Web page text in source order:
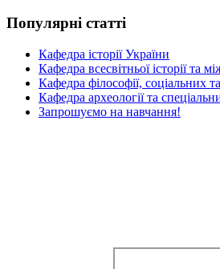
Популярні статті
Кафедра історії України
Кафедра всесвітньої історії та
Кафедра філософії, соціальних
Кафедра археології та
Запрошуємо на навчання!